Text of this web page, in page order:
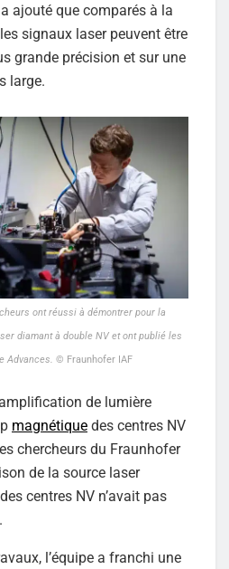
ajouté que comparés à la
signaux laser peuvent être
grande précision et sur une
large.
ont réussi à démontrer pour la
diamant à double NV et ont publié les
Advances. © Fraunhofer IAF
de lumière
magnétique des centres NV
chercheurs du Fraunhofer
de la source laser
centres NV n’avait pas
l’équipe a franchi une